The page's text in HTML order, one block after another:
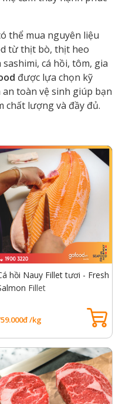
thể mua nguyên liệu
từ thịt bò, thịt heo
cá hồi, tôm, gia
được lựa chọn kỹ
toàn vệ sinh giúp bạn
chất lượng và đầy đủ.
hồi Nauy Fillet tươi - Fresh
Fillet
/kg